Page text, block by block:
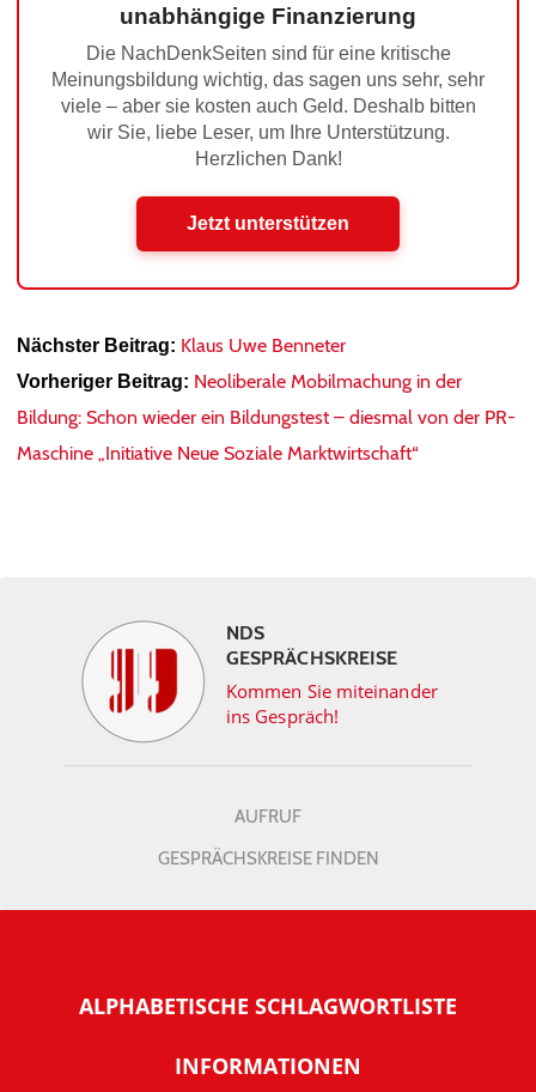
unabhängige Finanzierung
Die NachDenkSeiten sind für eine kritische
Meinungsbildung wichtig, das sagen uns sehr, sehr
viele – aber sie kosten auch Geld. Deshalb bitten
wir Sie, liebe Leser, um Ihre Unterstützung.
Herzlichen Dank!
Jetzt unterstützen
Nächster Beitrag: Klaus Uwe Benneter
Vorheriger Beitrag: Neoliberale Mobilmachung in der
Bildung: Schon wieder ein Bildungstest – diesmal von der PR-
Maschine „Initiative Neue Soziale Marktwirtschaft“
NDS
GESPRÄCHSKREISE
Kommen Sie miteinander
ins Gespräch!
AUFRUF
GESPRÄCHSKREISE FINDEN
ALPHABETISCHE SCHLAGWORTLISTE
INFORMATIONEN